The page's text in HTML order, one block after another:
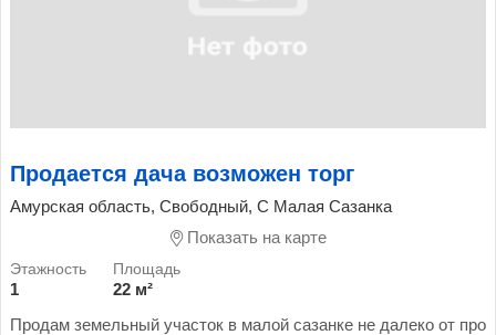
Продается дача возможен торг
Амурская область, Свободный, С Малая Сазанка
Показать на карте
1
22 м²
Продам земельный участок в малой сазанке не далеко от про